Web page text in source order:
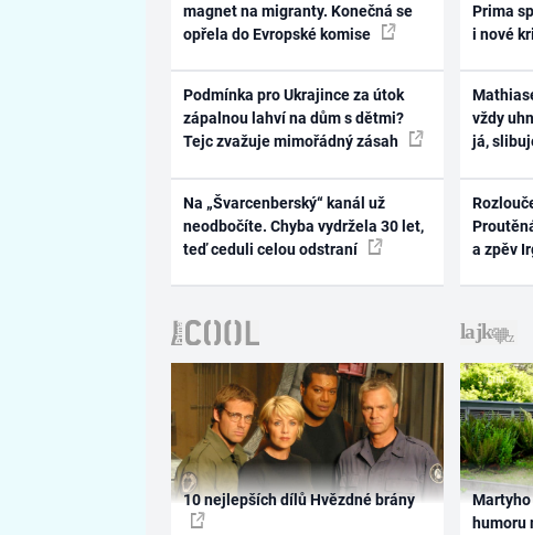
magnet na migranty. Konečná se
opřela do Evropské komise
Podmínka pro Ukrajince za útok
zápalnou lahví na dům s dětmi?
Tejc zvažuje mimořádný zásah
Na „Švarcenberský“ kanál už
neodbočíte. Chyba vydržela 30 let,
teď ceduli celou odstraní
Prima
i nové
vždy
já,
a zpěv
10 nejlepších dílů Hvězdné brány
humoru